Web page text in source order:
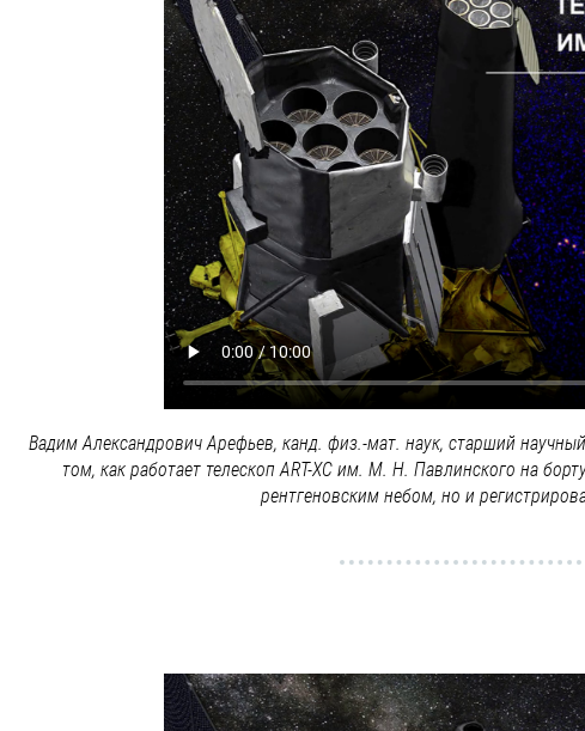
Вадим Александрович Арефьев, канд. физ.-мат. наук, старший
том, как работает телескоп ART-XC им. М. Н. Павлинского на
рентгеновским небом, но и